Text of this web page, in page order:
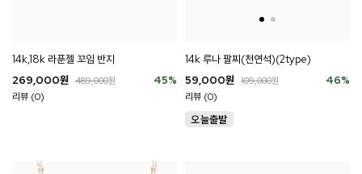
14k,18k 라푼젤 꼬임 반지
45%
269,000원 489,000원
리뷰 (0)
14k 루나 팔찌(천연석)(2type)
46%
59,000원 109,000원
리뷰 (0)